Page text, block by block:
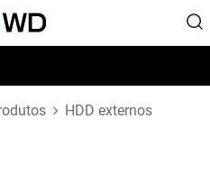
HDD externos